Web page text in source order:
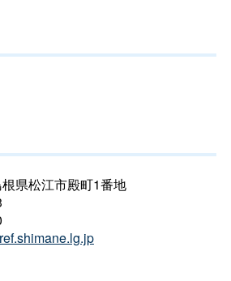
県松江市殿町1番地